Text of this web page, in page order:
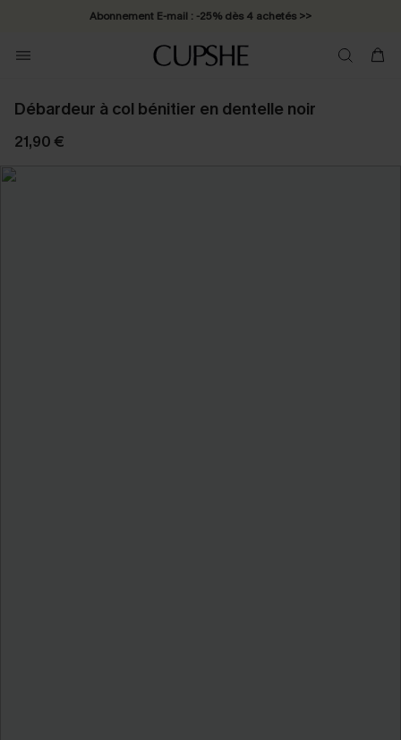
Abonnement E-mail : -25% dès 4 achetés >>
Débardeur à col bénitier en dentelle noir
21,90 €